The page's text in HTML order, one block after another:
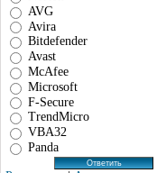
AVG
Avira
Bitdefender
Avast
McAfee
Microsoft
F-Secure
TrendMicro
VBA32
Panda